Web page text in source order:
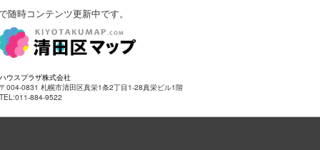
時コンテンツ更新中です。
ウスプラザ株式会社
004-0831 札幌市清田区真栄1条2丁目1-28真栄ビル1階
884-9522